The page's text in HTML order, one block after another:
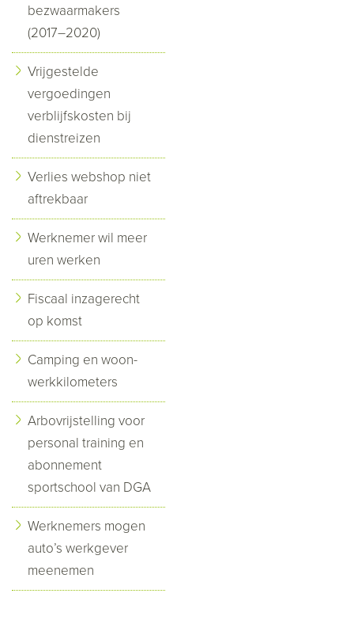
bezwaarmakers
(2017–2020)
Vrijgestelde
vergoedingen
verblijfskosten bij
dienstreizen
Verlies webshop niet
aftrekbaar
Werknemer wil meer
uren werken
Fiscaal inzagerecht
op komst
Camping en woon-
werkkilometers
Arbovrijstelling voor
personal training en
abonnement
sportschool van DGA
Werknemers mogen
auto’s werkgever
meenemen